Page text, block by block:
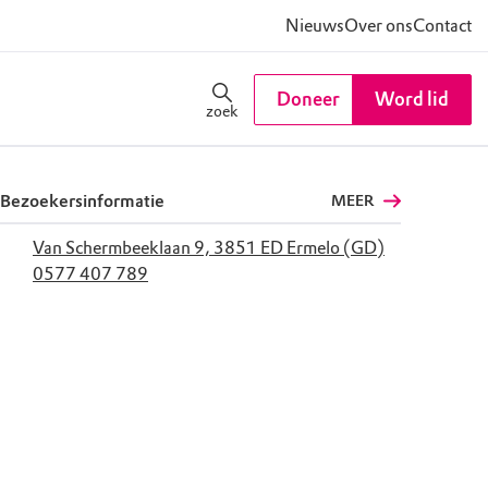
NieuwsOver onsContact
zoek
Doneer Word lid
Bezoekersinformatie MEER
Van Schermbeeklaan 9, 3851 ED Ermelo (GD)
0577 407 789